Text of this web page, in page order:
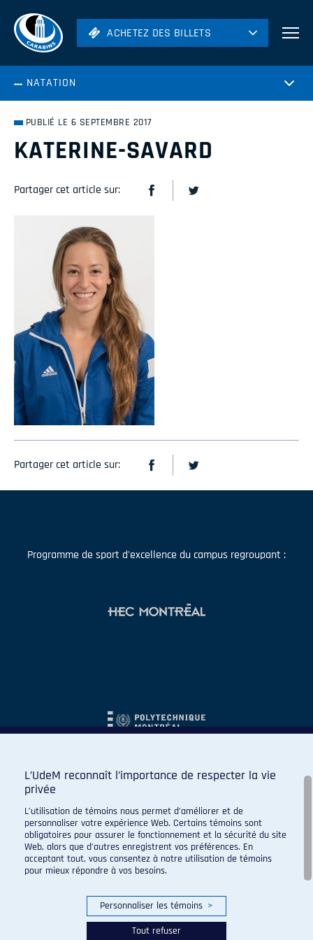
ACHETEZ DES BILLETS
ACHETEZ DES BILLETS
NATATION
PUBLIÉ LE 6 SEPTEMBRE 2017
KATERINE-SAVARD
Partager cet article sur:
Partager cet article sur:
Programme de sport d'excellence du campus regroupant :
L’UdeM reconnaît l’importance de respecter la vie
privée
L’utilisation de témoins nous permet d’améliorer et de
personnaliser votre expérience Web. Certains témoins sont
obligatoires pour assurer le fonctionnement et la sécurité du site
Web, alors que d’autres enregistrent vos préférences. En
acceptant tout, vous consentez à notre utilisation de témoins
pour mieux répondre à vos besoins.
Personnaliser les témoins >
Tout refuser